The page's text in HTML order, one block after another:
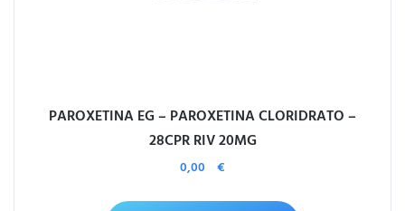
PAROXETINA EG – PAROXETINA CLORIDRATO –
28CPR RIV 20MG
0,00 €